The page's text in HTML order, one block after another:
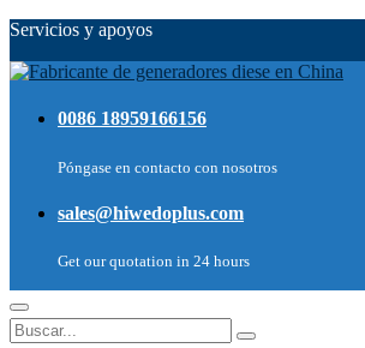
Servicios y apoyos
0086 18959166156
Póngase en contacto con nosotros
sales@hiwedoplus.com
Get our quotation in 24 hours